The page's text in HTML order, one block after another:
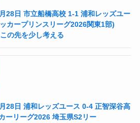
28日 市立船橋高校 1-1 浦和レッズユー
カープリンスリーグ2026関東1部)
の先を少し考える
28日 浦和レッズユース 0-4 正智深谷高
ーリーグ2026 埼玉県S2リー